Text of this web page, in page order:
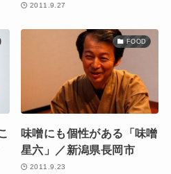
2011.9.27
FOOD
味噌にも個性がある「味噌
星六」／新潟県長岡市
2011.9.23